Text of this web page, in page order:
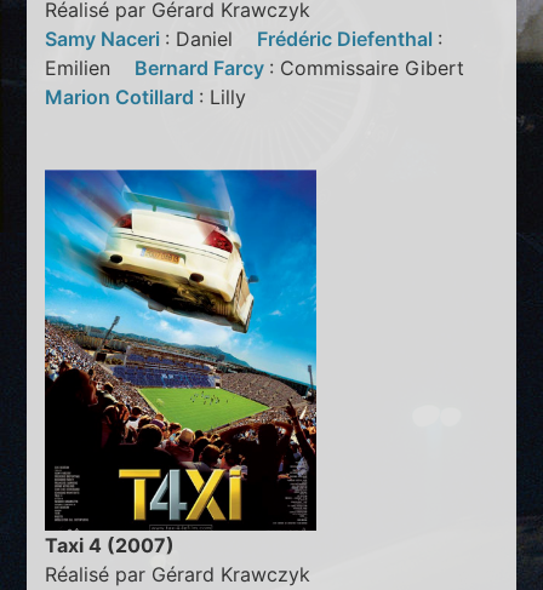
Réalisé par Gérard Krawczyk
Samy Naceri : Daniel Frédéric Diefenthal :
Emilien Bernard Farcy : Commissaire Gibert
Marion Cotillard : Lilly
Taxi 4 (2007)
Réalisé par Gérard Krawczyk